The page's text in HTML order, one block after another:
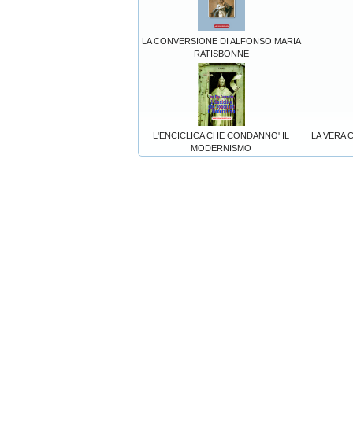
LA CONVERSIONE DI ALFONSO MARIA
RATISBONNE
L'ENCICLICA CHE CONDANNO' IL
MODERNISMO
LA VERA